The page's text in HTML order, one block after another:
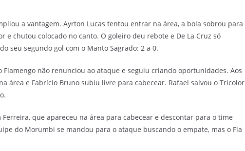
a vantagem. Ayrton Lucas tentou entrar na área, a bola sobrou para
e chutou colocado no canto. O goleiro deu rebote e De La Cruz só
seu segundo gol com o Manto Sagrado: 2 a 0.
Flamengo não renunciou ao ataque e seguiu criando oportunidades. Aos
área e Fabrício Bruno subiu livre para cabecear. Rafael salvou o Tricolor
Ferreira, que apareceu na área para cabecear e descontar para o time
do Morumbi se mandou para o ataque buscando o empate, mas o Fla